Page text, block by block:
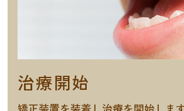
治療開始
矯正装置を装着し治療を開始しま